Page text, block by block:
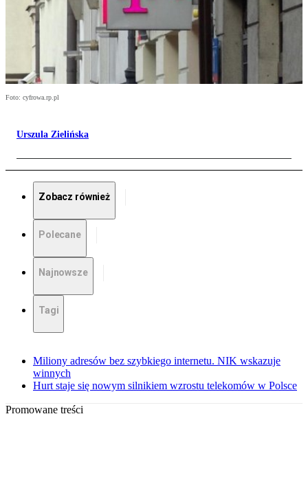
Foto: cyfrowa.rp.pl
Urszula Zielińska
Zobacz również
Polecane
Najnowsze
Tagi
Miliony adresów bez szybkiego internetu. NIK wskazuje
winnych
Hurt staje się nowym silnikiem wzrostu telekomów w Polsce
Promowane treści